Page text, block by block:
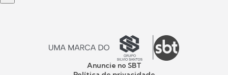
Anuncie no SBT